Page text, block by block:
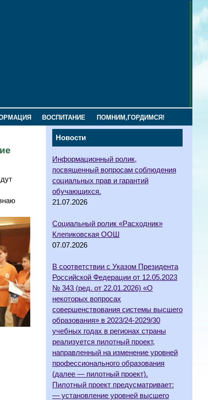
ВОСПИТАНИЕ ПОМНИМ,ГОРДИМСЯ!
Новости
Информационный ролик,
посвященный вопросам соблюдения
социальных прав и гарантий
обучающихся.
21.07.2026
Социальный ролик «Расходник»
Клепиковская ООШ
07.07.2026
В соответствии с Указом Президента
Российской Федерации от 12.05.2023
№ 343 (ред. от 22.01.2026) «О
некоторых вопросах
совершенствования системы высшего
образования» в 2023/24-2029/30
учебных годах в регионах страны
реализуется пилотный проект,
направленный на изменение уровней
профессионального образования
(далее — пилотный проект).
Пилотный проект предусматривает:
— установление уровней высшего